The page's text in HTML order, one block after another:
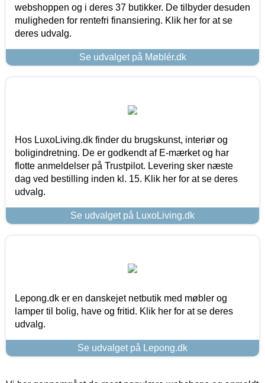
webshoppen og i deres 37 butikker. De tilbyder desuden
muligheden for rentefri finansiering. Klik her for at se
deres udvalg.
Se udvalget på Møblér.dk
Hos LuxoLiving.dk finder du brugskunst, interiør og
boligindretning. De er godkendt af E-mærket og har
flotte anmeldelser på Trustpilot. Levering sker næste
dag ved bestilling inden kl. 15. Klik her for at se deres
udvalg.
Se udvalget på LuxoLiving.dk
Lepong.dk er en danskejet netbutik med møbler og
lamper til bolig, have og fritid. Klik her for at se deres
udvalg.
Se udvalget på Lepong.dk